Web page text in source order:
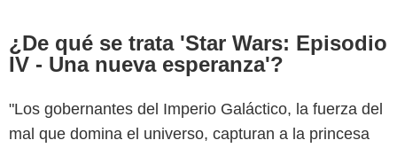
¿De qué se trata 'Star Wars: Episodio
IV - Una nueva esperanza'?
"Los gobernantes del Imperio Galáctico, la fuerza del
mal que domina el universo, capturan a la princesa